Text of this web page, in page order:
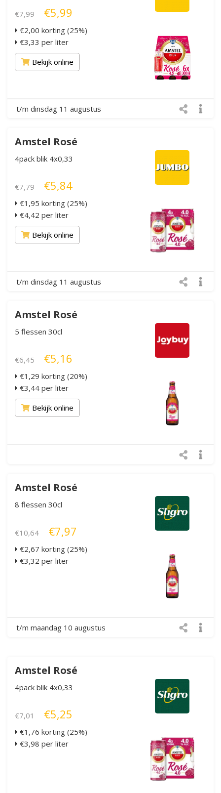
€7,99 €5,99
€2,00 korting (25%)
€3,33 per liter
Bekijk online
t/m dinsdag 11 augustus
Amstel Rosé
4pack blik 4x0,33
€7,79 €5,84
€1,95 korting (25%)
€4,42 per liter
Bekijk online
t/m dinsdag 11 augustus
Amstel Rosé
5 flessen 30cl
€6,45 €5,16
€1,29 korting (20%)
€3,44 per liter
Bekijk online
Amstel Rosé
8 flessen 30cl
€10,64 €7,97
€2,67 korting (25%)
€3,32 per liter
t/m maandag 10 augustus
Amstel Rosé
4pack blik 4x0,33
€7,01 €5,25
€1,76 korting (25%)
€3,98 per liter